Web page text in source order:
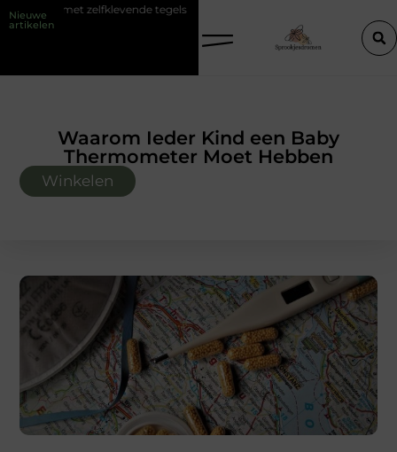
Nieuwe
artikelen
tegels Mythen en realiteiten van een barber opleiding
Waarom Ieder Kind een Baby
Thermometer Moet Hebben
Winkelen